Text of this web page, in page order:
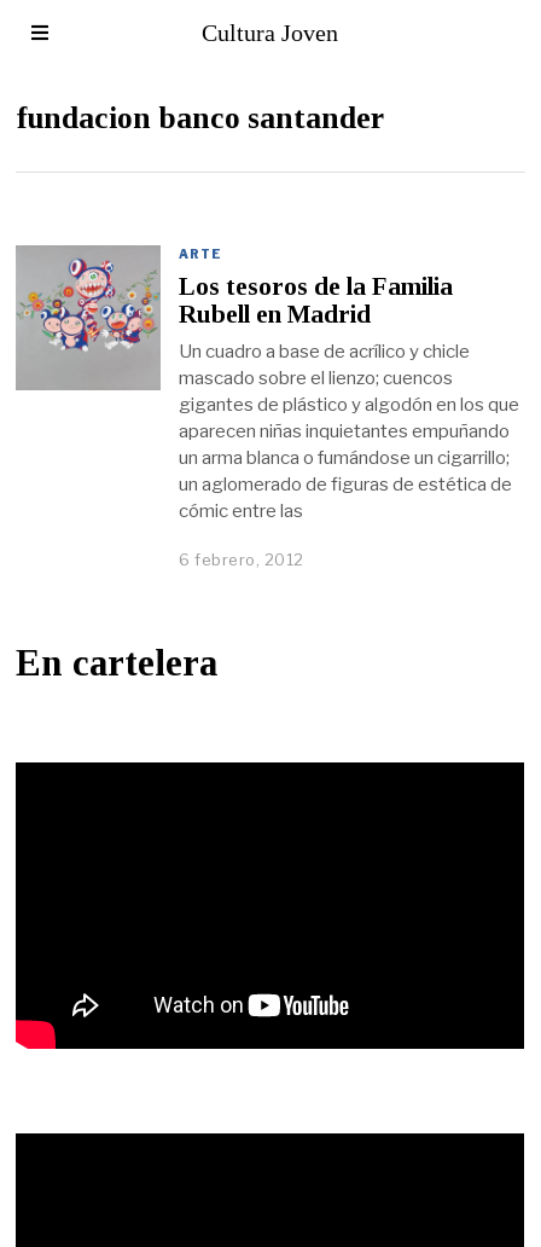
Cultura Joven
fundacion banco santander
ARTE
Los tesoros de la Familia
Rubell en Madrid
Un cuadro a base de acrílico y chicle
mascado sobre el lienzo; cuencos
gigantes de plástico y algodón en los que
aparecen niñas inquietantes empuñando
un arma blanca o fumándose un cigarrillo;
un aglomerado de figuras de estética de
cómic entre las
6 febrero, 2012
En cartelera